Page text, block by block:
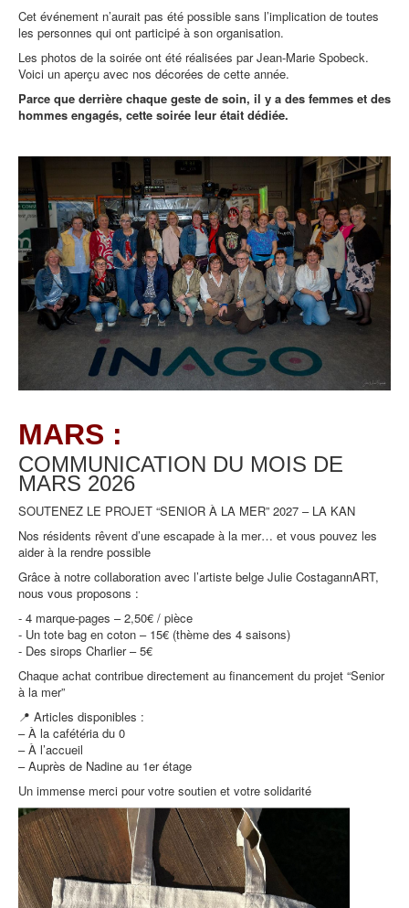
Cet événement n’aurait pas été possible sans l’implication de toutes
les personnes qui ont participé à son organisation.
Les photos de la soirée ont été réalisées par Jean-Marie Spobeck.
Voici un aperçu avec nos décorées de cette année.
Parce que derrière chaque geste de soin, il y a des femmes et des
hommes engagés, cette soirée leur était dédiée.
MARS :
COMMUNICATION DU MOIS DE
MARS 2026
SOUTENEZ LE PROJET “SENIOR À LA MER” 2027 – LA KAN
Nos résidents rêvent d’une escapade à la mer… et vous pouvez les
aider à la rendre possible
Grâce à notre collaboration avec l’artiste belge Julie CostagannART,
nous vous proposons :
- 4 marque-pages – 2,50€ / pièce
- Un tote bag en coton – 15€ (thème des 4 saisons)
- Des sirops Charlier – 5€
Chaque achat contribue directement au financement du projet “Senior
à la mer”
📍 Articles disponibles :
– À la cafétéria du 0
– À l’accueil
– Auprès de Nadine au 1er étage
Un immense merci pour votre soutien et votre solidarité